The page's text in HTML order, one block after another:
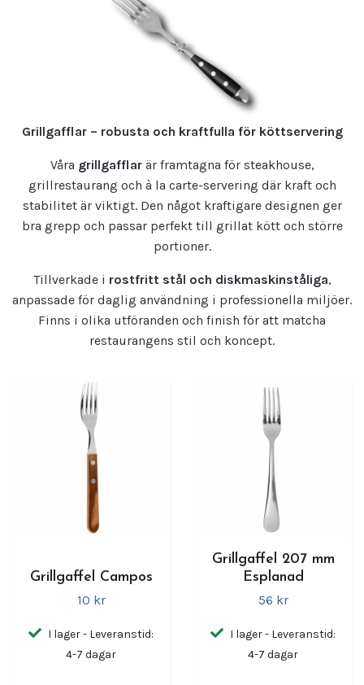
Grillgafflar – robusta och kraftfulla för köttservering
Våra grillgafflarär framtagna för steakhouse,
grillrestaurang och à la carte-servering där kraft och
stabilitet är viktigt. Den något kraftigare designen ger
bra grepp och passar perfekt till grillat kött och större
portioner.
Tillverkade i rostfritt stål och diskmaskinståliga,
anpassade för daglig användning i professionella miljöer.
Finns i olika utföranden och finish för att matcha
restaurangens stil och koncept.
Grillgaffel Campos
10 kr
I lager - Leveranstid:
4-7 dagar
Grillgaffel 207 mm
Esplanad
56 kr
I lager - Leveranstid:
4-7 dagar